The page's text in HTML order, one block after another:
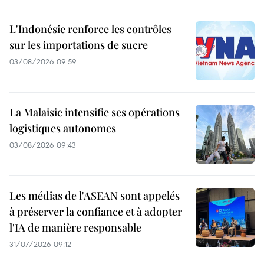
L'Indonésie renforce les contrôles
sur les importations de sucre
03/08/2026 09:59
La Malaisie intensifie ses opérations
logistiques autonomes
03/08/2026 09:43
Les médias de l'ASEAN sont appelés
à préserver la confiance et à adopter
l'IA de manière responsable
31/07/2026 09:12